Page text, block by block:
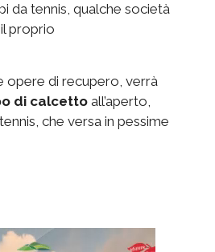
da tennis, qualche società
proprio
opere di recupero, verrà
di calcettoall’aperto,
che versa in pessime